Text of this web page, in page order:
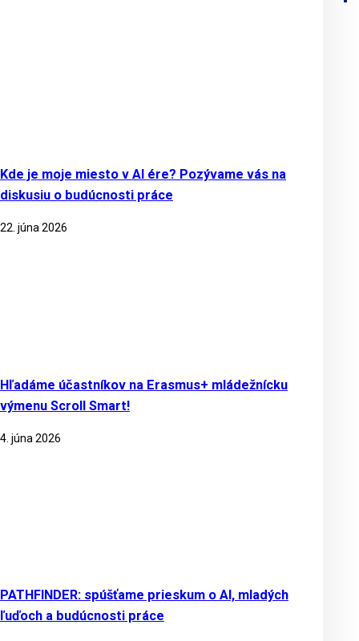
Kde je moje miesto v AI ére? Pozývame vás na
diskusiu o budúcnosti práce
22. júna 2026
Hľadáme účastníkov na Erasmus+ mládežnícku
výmenu Scroll Smart!
4. júna 2026
PATHFINDER: spúšťame prieskum o AI, mladých
ľuďoch a budúcnosti práce